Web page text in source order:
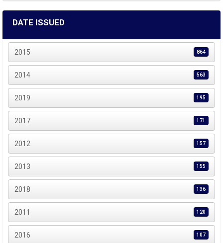
DATE ISSUED
2015 864
2014 563
2019 195
2017 171
2012 157
2013 155
2018 136
2011 120
2016 107